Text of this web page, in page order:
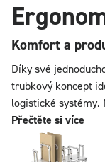
Komfort a
Díky své
trubkový koncept
logistické systémy.
optimální
systém, který
přizpůsobivost a
Přečtěte si více